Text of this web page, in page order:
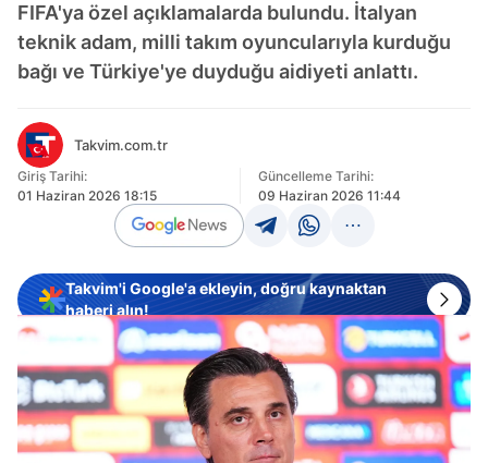
FIFA'ya özel açıklamalarda bulundu. İtalyan
teknik adam, milli takım oyuncularıyla kurduğu
bağı ve Türkiye'ye duyduğu aidiyeti anlattı.
Takvim.com.tr
Giriş Tarihi:
01 Haziran 2026 18:15
Güncelleme Tarihi:
09 Haziran 2026 11:44
Takvim'i Google'a ekleyin, doğru kaynaktan
haberi alın!